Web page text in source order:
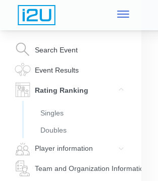
Search Event
Event Results
Rating Ranking
Singles
Doubles
Player information
Team and Organization Information